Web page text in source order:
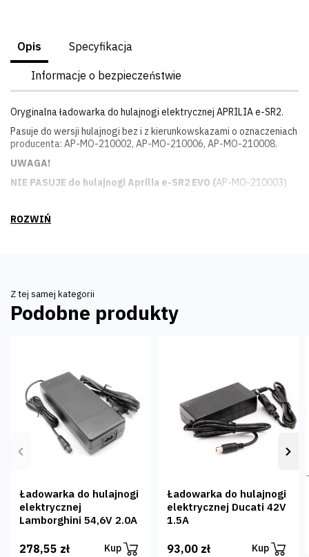
Opis Specyfikacja
Informacje o bezpieczeństwie
Oryginalna ładowarka do hulajnogi elektrycznej APRILIA e-SR2.
Pasuje do wersji hulajnogi bez i z kierunkowskazami o oznaczeniach
producenta: AP-MO-210002, AP-MO-210006, AP-MO-210008.
UWAGA!
NIE PASUJE do hulajnogi Aprilia e-SR2 EVO (AP-MO-210003)
Z tej samej kategorii
Podobne produkty
Poprzedni
Ładowarka do hulajnogi
elektrycznej
Lamborghini 54,6V 2.0A
278,55 zł Kup
Ładowarka do hulajnogi
elektrycznej Ducati 42V
1.5A
93,00 zł Kup